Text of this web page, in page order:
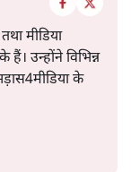
मीडिया
उन्होंने विभिन्न
के